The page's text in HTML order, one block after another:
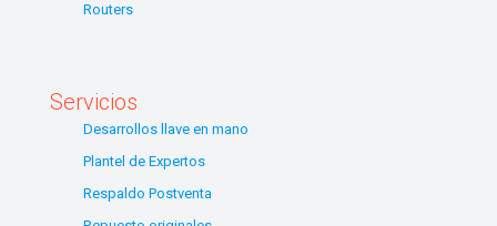
Routers
Servicios
Desarrollos llave en mano
Plantel de Expertos
Respaldo Postventa